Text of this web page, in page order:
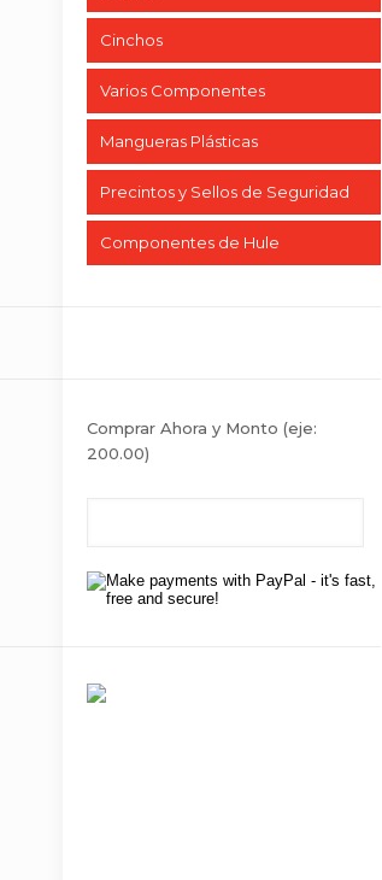
Cinchos
Varios Componentes
Mangueras Plásticas
Precintos y Sellos de Seguridad
Componentes de Hule
Comprar Ahora y Monto (eje:
200.00)